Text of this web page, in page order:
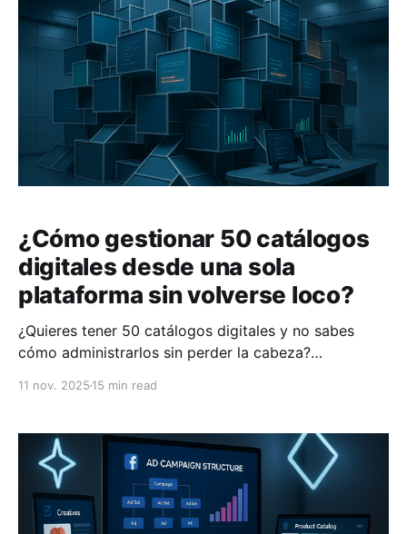
Business: Permite comunicación directa con clientes,
ofreciendo
¿Cómo gestionar 50 catálogos
digitales desde una sola
plataforma sin volverse loco?
¿Quieres tener 50 catálogos digitales y no sabes
cómo administrarlos sin perder la cabeza?
basadas en datos en tiempo real. ¿Qué lograrás con
centralización? * Supervisar inventarios, pedidos y
11 nov. 2025 15 min read